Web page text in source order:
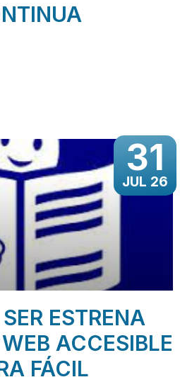
31
JUL 26
ESTRENA
ACCESIBLE
FÁCIL